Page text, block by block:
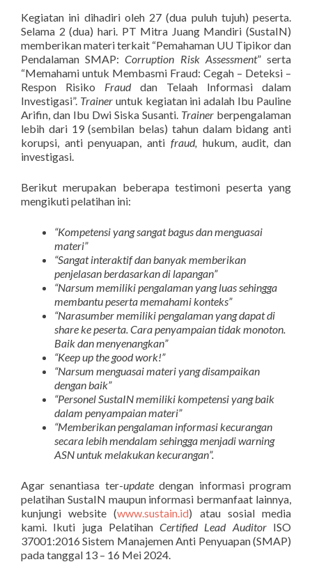
Kegiatan ini dihadiri oleh 27 (dua puluh tujuh) peserta.
Selama 2 (dua) hari. PT Mitra Juang Mandiri (SustaIN)
memberikan materi terkait “Pemahaman UU Tipikor dan
Pendalaman SMAP:Corruption Risk Assessment” serta
“Memahami untuk Membasmi Fraud: Cegah – Deteksi –
Respon Risiko Frauddan Telaah Informasi dalam
Investigasi”. Trainer untuk kegiatan ini adalah Ibu Pauline
Arifin, dan Ibu Dwi Siska Susanti. Trainer berpengalaman
lebih dari 19 (sembilan belas) tahun dalam bidang anti
korupsi, anti penyuapan, anti fraud, hukum, audit, dan
investigasi.
Berikut merupakan beberapa testimoni peserta yang
mengikuti pelatihan ini:
“Kompetensi yang sangat bagus dan menguasai
materi”
“Sangat interaktif dan banyak memberikan
penjelasan berdasarkan di lapangan”
“Narsum memiliki pengalaman yang luas sehingga
membantu peserta memahami konteks”
“Narasumber memiliki pengalaman yang dapat di
share ke peserta. Cara penyampaian tidak monoton.
Baik dan menyenangkan”
“Keep up the good work!”
“Narsum menguasai materi yang disampaikan
dengan baik”
“Personel SustaIN memiliki kompetensi yang baik
dalam penyampaian materi”
“Memberikan pengalaman informasi kecurangan
secara lebih mendalam sehingga menjadi warning
ASN untuk melakukan kecurangan”.
Agar senantiasa ter-updatedengan informasi program
pelatihan SustaIN maupun informasi bermanfaat lainnya,
kunjungi website (www.sustain.id) atau sosial media
kami. Ikuti juga PelatihanCertified Lead Auditor ISO
37001:2016 Sistem Manajemen Anti Penyuapan (SMAP)
pada tanggal 13 – 16 Mei 2024.